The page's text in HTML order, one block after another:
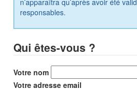
responsables.
Qui êtes-vous ?
Votre nom
Votre adresse email